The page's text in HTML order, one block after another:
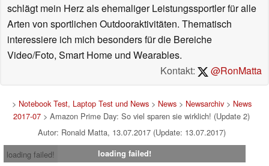
schlägt mein Herz als ehemaliger Leistungssportler für alle
Arten von sportlichen Outdooraktivitäten. Thematisch
interessiere ich mich besonders für die Bereiche
Video/Foto, Smart Home und Wearables.
Kontakt:
@RonMatta
> Notebook Test, Laptop Test und News> News> Newsarchiv> News
2017-07 > Amazon Prime Day: So viel sparen sie wirklich! (Update 2)
Autor: Ronald Matta, 13.07.2017 (Update: 13.07.2017)
loading failed!
loading failed!